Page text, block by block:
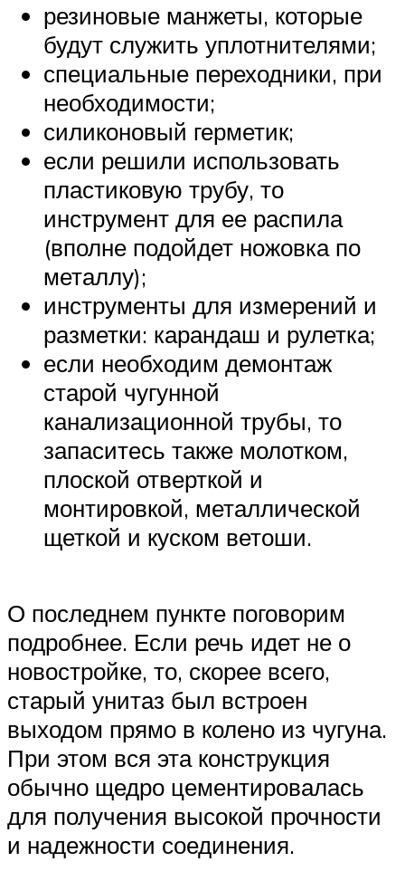
резиновые манжеты, которые
будут служить уплотнителями;
специальные переходники, при
необходимости;
силиконовый герметик;
если решили использовать
пластиковую трубу, то
инструмент для ее распила
(вполне подойдет ножовка по
металлу);
инструменты для измерений и
разметки: карандаш и рулетка;
если необходим демонтаж
старой чугунной
канализационной трубы, то
запаситесь также молотком,
плоской отверткой и
монтировкой, металлической
щеткой и куском ветоши.
О последнем пункте поговорим
подробнее. Если речь идет не о
новостройке, то, скорее всего,
старый унитаз был встроен
выходом прямо в колено из чугуна.
При этом вся эта конструкция
обычно щедро цементировалась
для получения высокой прочности
и надежности соединения.